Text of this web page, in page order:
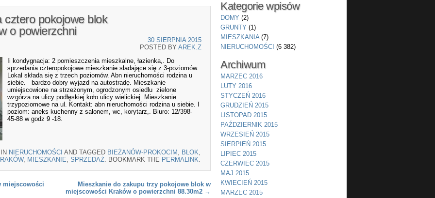
cztero pokojowe blok
o powierzchni
30 SIERPNIA 2015
POSTED BY AREK.Z
Ii kondygnacja: 2 pomieszczenia mieszkalne, łazienka,. Do
sprzedania czteropokojowe mieszkanie sładające się z 3-poziomów.
Lokal składa się z trzech poziomów. Abn nieruchomości rodzina u
siebie. bardzo dobry wyjazd na autostradę. Mieszkanie
umiejscowione na strzeżonym, ogrodzonym osiedlu zielone
wzgórza na ulicy podłęskiej koło ulicy wielickiej. Mieszkanie
trzypoziomowe na ul. Kontakt: abn nieruchomości rodzina u siebie. I
poziom: aneks kuchenny z salonem, wc, korytarz,. Biuro: 12/398-
45-88 w godz 9 -18.
NIERUCHOMOŚCI AND TAGGED BIEŻANÓW-PROKOCIM , BLOK,
, MIESZKANIE, SPRZEDAŻ. BOOKMARK THE PERMALINK.
miejscowości
Mieszkanie do zakupu trzy pokojowe blok w
miejscowości Kraków o powierzchni 88.30m2 →
Kategorie wpisów
DOMY (2)
GRUNTY (1)
MIESZKANIA(7)
NIERUCHOMOŚCI (6 382)
Archiwum
MARZEC 2016
LUTY 2016
STYCZEŃ 2016
GRUDZIEŃ 2015
LISTOPAD 2015
PAŹDZIERNIK 2015
WRZESIEŃ 2015
SIERPIEŃ 2015
LIPIEC 2015
CZERWIEC 2015
MAJ 2015
KWIECIEŃ 2015
MARZEC 2015